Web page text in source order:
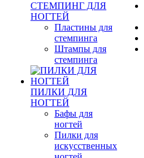
СТЕМПИНГ ДЛЯ
НОГТЕЙ
Пластины для
стемпинга
Штампы для
стемпинга
ПИЛКИ ДЛЯ
НОГТЕЙ
Бафы для
ногтей
Пилки для
искусственных